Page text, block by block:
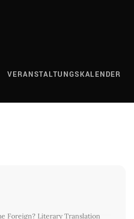
VERANSTALTUNGSKALENDER
Foreign? Literary Translation